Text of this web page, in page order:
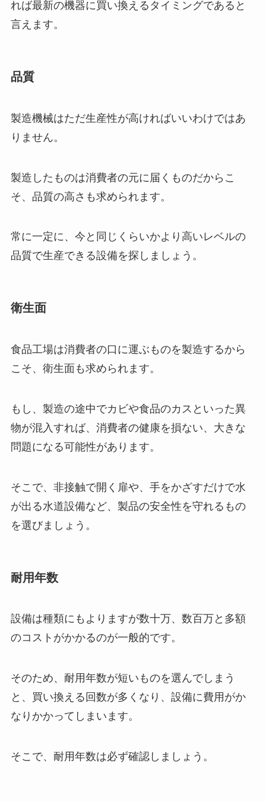
れば最新の機器に買い換えるタイミングであると
言えます。
品質
製造機械はただ生産性が高ければいいわけではあ
りません。
製造したものは消費者の元に届くものだからこ
そ、品質の高さも求められます。
常に一定に、今と同じくらいかより高いレベルの
品質で生産できる設備を探しましょう。
衛生面
食品工場は消費者の口に運ぶものを製造するから
こそ、衛生面も求められます。
もし、製造の途中でカビや食品のカスといった異
物が混入すれば、消費者の健康を損ない、大きな
問題になる可能性があります。
そこで、非接触で開く扉や、手をかざすだけで水
が出る水道設備など、製品の安全性を守れるもの
を選びましょう。
耐用年数
設備は種類にもよりますが数十万、数百万と多額
のコストがかかるのが一般的です。
そのため、耐用年数が短いものを選んでしまう
と、買い換える回数が多くなり、設備に費用がか
なりかかってしまいます。
そこで、耐用年数は必ず確認しましょう。